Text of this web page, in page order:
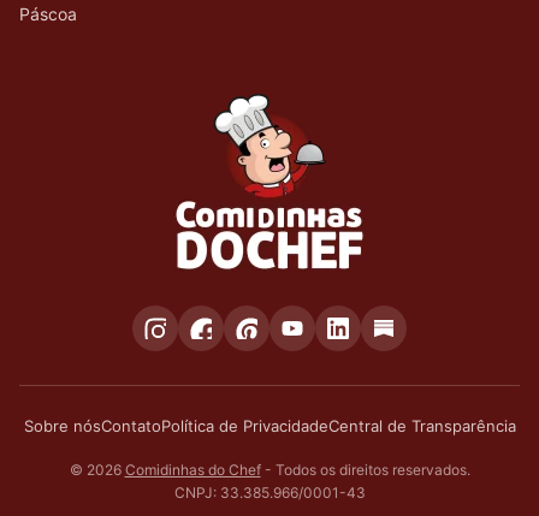
Páscoa
Sobre nósContatoPolítica de PrivacidadeCentral de Transparência
© 2026 Comidinhas do Chef- Todos os direitos reservados.
CNPJ: 33.385.966/0001-43